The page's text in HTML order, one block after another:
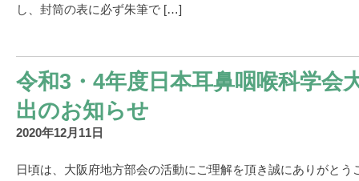
し、封筒の表に必ず朱筆で […]
令和3・4年度日本耳鼻咽喉科学会
出のお知らせ
2020年12月11日
日頃は、大阪府地方部会の活動にご理解を頂き誠にありがと